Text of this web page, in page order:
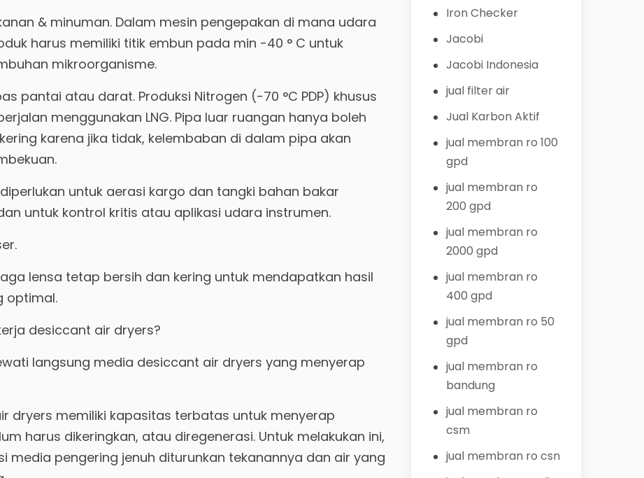
& minuman. Dalam mesin pengepakan di mana udara
harus memiliki titik embun pada min -40 ° C untuk
mikroorganisme.
pantai atau darat. Produksi Nitrogen (-70 °C PDP) khusus
menggunakan LNG. Pipa luar ruangan hanya boleh
karena jika tidak, kelembaban di dalam pipa akan
untuk aerasi kargo dan tangki bahan bakar
untuk kontrol kritis atau aplikasi udara instrumen.
lensa tetap bersih dan kering untuk mendapatkan hasil
optimal.
desiccant air dryers?
langsung media desiccant air dryers yang menyerap
dryers memiliki kapasitas terbatas untuk menyerap
harus dikeringkan, atau diregenerasi. Untuk melakukan ini,
media pengering jenuh diturunkan tekanannya dan air yang
Iron Checker
Jacobi
Jacobi Indonesia
jual filter air
Jual Karbon Aktif
jual membran ro 100
gpd
jual membran ro
200 gpd
jual membran ro
2000 gpd
jual membran ro
400 gpd
jual membran ro 50
gpd
jual membran ro
bandung
jual membran ro
csm
jual membran ro csn